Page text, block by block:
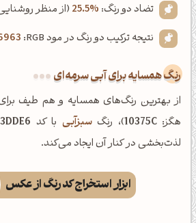
تضاد دو رنگ: 25.5% (از منظر
نتیجه ترکیب دو رنگ در مود RGB:
رنگ همسایه برای آبی سرمه‌ای
از بهترین رنگ‌های همسایه و هم طیف
هگز:10375C)، رنگسبزآبی با کد
لذت‌بخشی در کنار آن ایجاد می‌کند.
ابزار استخراج کد رنگ از عکس